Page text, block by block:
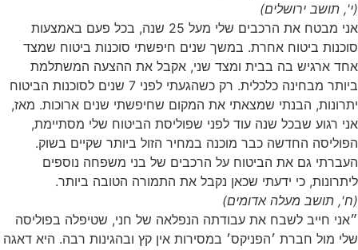
(י', תושב ירושלים)
אני מבטח את הרכבים שלי מעל 25 שנה, בכל פעם באמצעות
סוכנות ביטוח אחרת. במשך שנים חיפשתי סוכנות ביטוח שמצד
אחד ארגיש בה בבית ומצד שני, אקבל את ההצעה המשתלמת
ביותר מבחינה כלכלית. רק כשהגעתי לפני 7 שנים לסוכנות הביטוח
יתרונות, הבנתי שמצאתי את המקום שחיפשתי שנים ארוכות. מאז,
אני רגוע שבכל שנה עוד לפני שפוליסת הביטוח שלי מסתיימת,
הפוליסה החדשה כבר מוכנה במחיר הזול ביותר שקיים בשוק.
העברתי גם את הביטוח על הרכבים של בני משפחה נוספים
ליתרונות, כי ידעתי שכאן נקבל את התמורה הטובה ביותר.
(ח', תושב מעלה אדומים)
״אני חייב לשבח את עבודתה הנפלאה של חני, שטיפלה בפוליסה
שלי מול חברת ׳הפניקס׳ במסירות אין קץ ובהגינות רבה. היא דאגה